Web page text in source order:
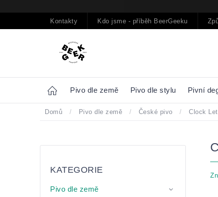
na
Kontakty Kdo jsme - příběh BeerGeeku
Home Pivo dle země Pivo dle stylu Pivní
Domů / Pivo dle země / České pivo / Clock
panel
KATEGORIE
Pivo dle země